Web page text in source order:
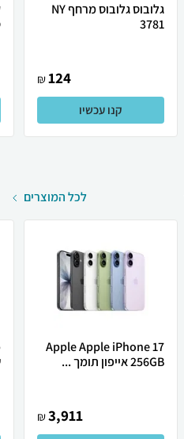
גלובוס גלובוס מרחף NY
3781
124
₪
קנו עכשיו
לכל המוצרים
Apple Apple iPhone 17
256GB אייפון תומך ...
3,911
₪